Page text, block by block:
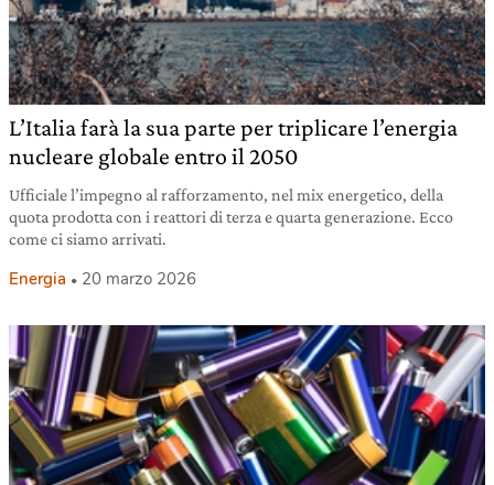
L’Italia farà la sua parte per triplicare l’energia
nucleare globale entro il 2050
Ufficiale l’impegno al rafforzamento, nel mix energetico, della
quota prodotta con i reattori di terza e quarta generazione. Ecco
come ci siamo arrivati.
Energia 20 marzo 2026